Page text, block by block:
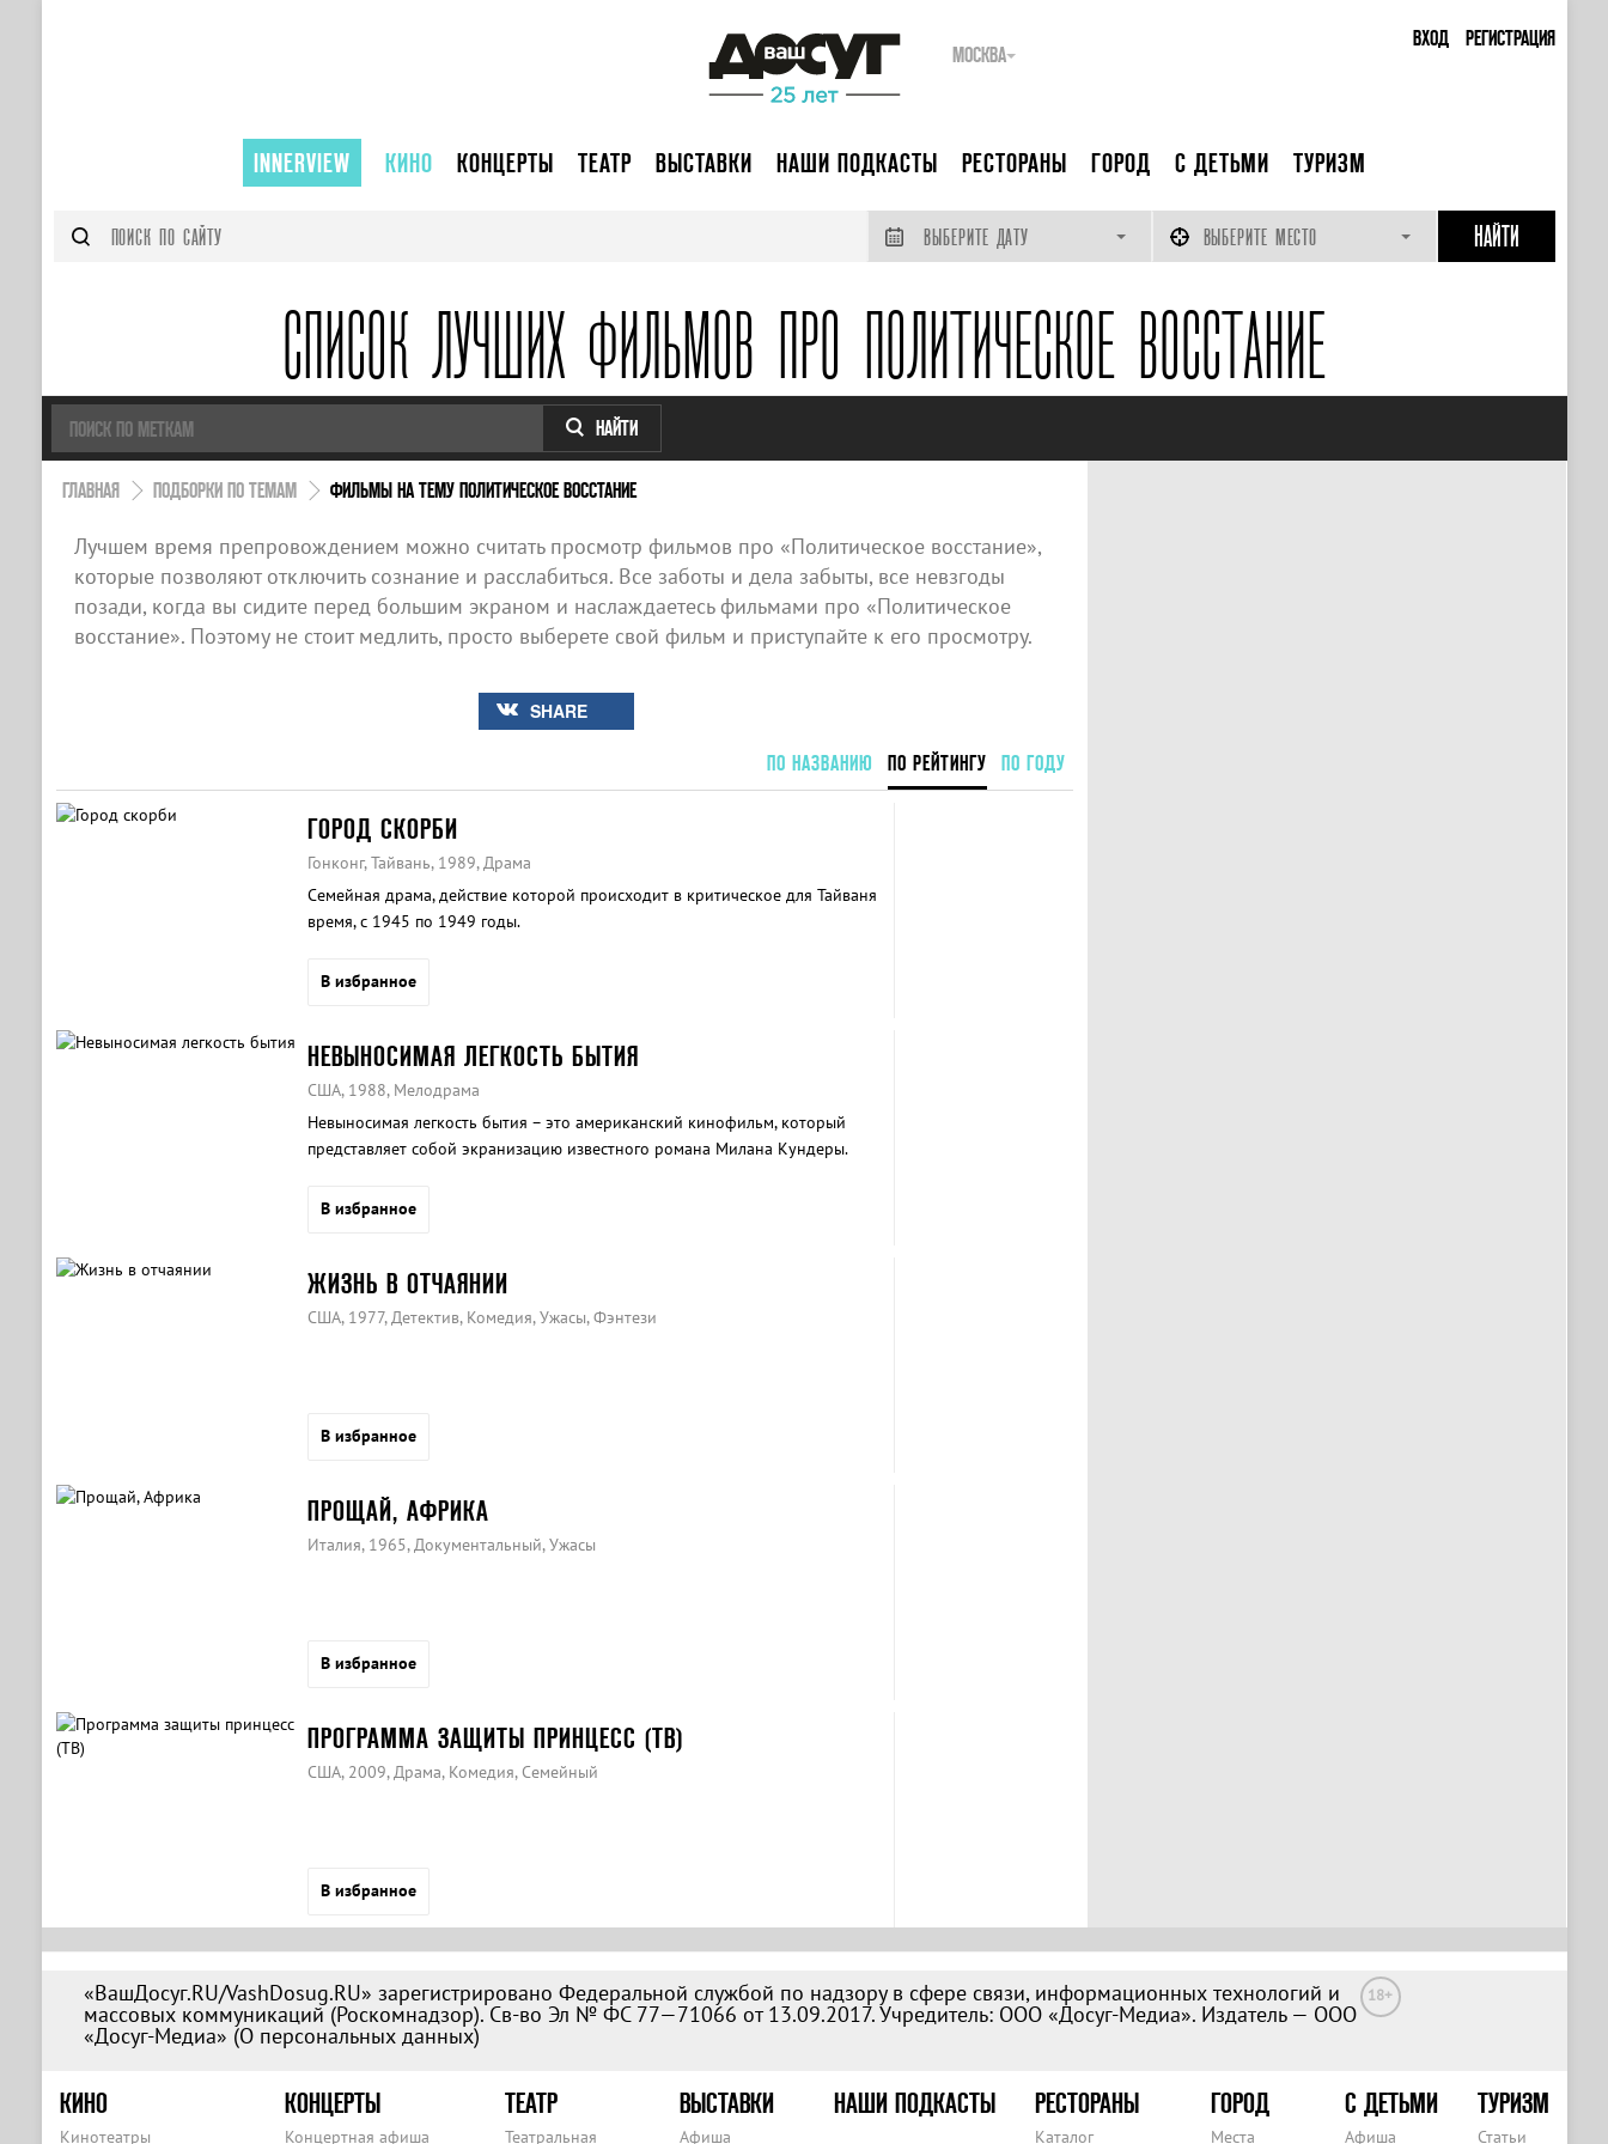
ВХОД РЕГИСТРАЦИЯ
МОСКВА
INNERVIEW КИНО КОНЦЕРТЫ ТЕАТР ВЫСТАВКИ НАШИ ПОДКАСТЫ РЕСТОРАНЫ ГОРОД С ДЕТЬМИ ТУРИЗМ
ВЫБЕРИТЕ ДАТУ ВЫБЕРИТЕ МЕСТО
СПИСОК ЛУЧШИХ ФИЛЬМОВ ПРО ПОЛИТИЧЕСКОЕ ВОССТАНИЕ
НАЙТИ
ГЛАВНАЯ ПОДБОРКИ ПО ТЕМАМ ФИЛЬМЫ НА ТЕМУ ПОЛИТИЧЕСКОЕ ВОССТАНИЕ
Лучшем время препровождением можно считать просмотр фильмов про «Политическое восстание»,
которые позволяют отключить сознание и расслабиться. Все заботы и дела забыты, все невзгоды
позади, когда вы сидите перед большим экраном и наслаждаетесь фильмами про «Политическое
восстание». Поэтому не стоит медлить, просто выберете свой фильм и приступайте к его просмотру.
SHARE
ПО НАЗВАНИЮ ПО РЕЙТИНГУ ПО ГОДУ
ГОРОД СКОРБИ
Гонконг, Тайвань, 1989, Драма
Семейная драма, действие которой происходит в критическое для Тайваня
время, с 1945 по 1949 годы.
В избранное
НЕВЫНОСИМАЯ ЛЕГКОСТЬ БЫТИЯ
США, 1988, Мелодрама
Невыносимая легкость бытия – это американский кинофильм, который
представляет собой экранизацию известного романа Милана Кундеры.
В избранное
ЖИЗНЬ В ОТЧАЯНИИ
США, 1977, Детектив, Комедия, Ужасы, Фэнтези
В избранное
ПРОЩАЙ, АФРИКА
Италия, 1965, Документальный, Ужасы
В избранное
ПРОГРАММА ЗАЩИТЫ ПРИНЦЕСС (ТВ)
США, 2009, Драма, Комедия, Семейный
В избранное
«ВашДосуг.RU/VashDosug.RU» зарегистрировано Федеральной службой по надзору в сфере связи, информационных технологий и
массовых коммуникаций (Роскомнадзор). Св-во Эл № ФС 77—71066 от 13.09.2017. Учредитель: ООО «Досуг-Медиа». Издатель — ООО
«Досуг-Медиа» (О персональных данных)
18+
КИНО
Кинотеатры
КОНЦЕРТЫ
Концертная афиша
ТЕАТР
Театральная
ВЫСТАВКИ
Афиша
НАШИ ПОДКАСТЫ РЕСТОРАНЫ
Каталог
ГОРОД
Места
С ДЕТЬМИ
Афиша
ТУРИЗМ
Статьи